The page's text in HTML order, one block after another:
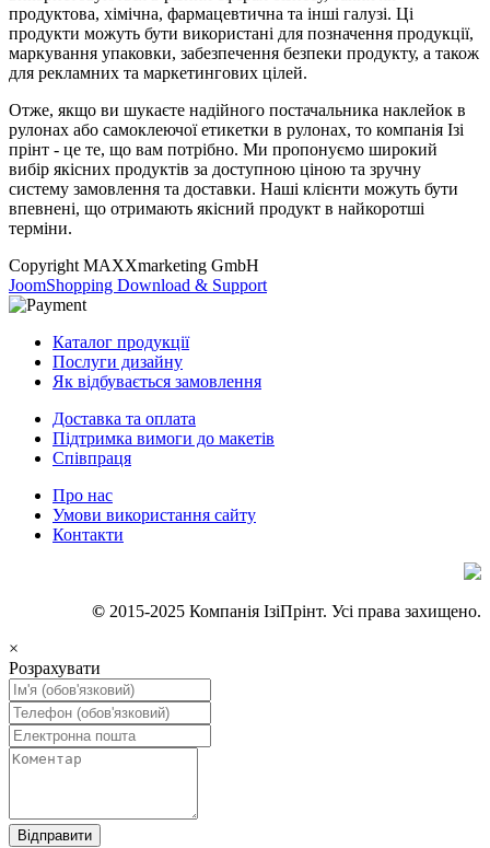
продуктова, хімічна, фармацевтична та інші галузі. Ці
продукти можуть бути використані для позначення продукції,
маркування упаковки, забезпечення безпеки продукту, а також
для рекламних та маркетингових цілей.
Отже, якщо ви шукаєте надійного постачальника наклейок в
рулонах або самоклеючої етикетки в рулонах, то компанія Ізі
прінт - це те, що вам потрібно. Ми пропонуємо широкий
вибір якісних продуктів за доступною ціною та зручну
систему замовлення та доставки. Наші клієнти можуть бути
впевнені, що отримають якісний продукт в найкоротші
терміни.
Copyright MAXXmarketing GmbH
JoomShopping Download & Support
Каталог продукції
Послуги дизайну
Як відбувається замовлення
Доставка та оплата
Підтримка вимоги до макетів
Співпраця
Про нас
Умови використання сайту
Контакти
© 2015-2025 Компанія IзіПрінт. Усі права захищено.
×
Розрахувати
Відправити